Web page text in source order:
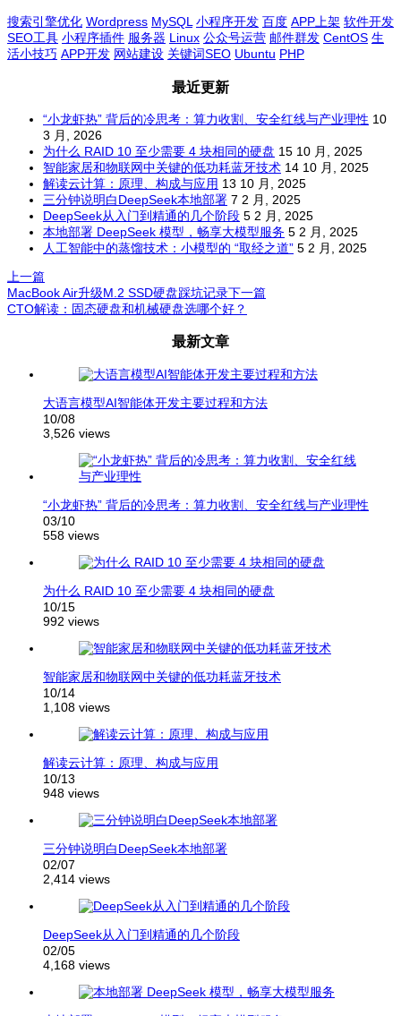
搜索引擎优化 Wordpress MySQL 小程序开发 百度 APP上架 软件开发
SEO工具 小程序插件 服务器 Linux 公众号运营 邮件群发 CentOS 生
活小技巧 APP开发 网站建设 关键词SEO Ubuntu PHP
最近更新
“小龙虾热” 背后的冷思考：算力收割、安全红线与产业理性 10
3 月, 2026
为什么 RAID 10 至少需要 4 块相同的硬盘 15 10 月, 2025
智能家居和物联网中关键的低功耗蓝牙技术 14 10 月, 2025
解读云计算：原理、构成与应用 13 10 月, 2025
三分钟说明白DeepSeek本地部署 7 2 月, 2025
DeepSeek从入门到精通的几个阶段 5 2 月, 2025
本地部署 DeepSeek 模型，畅享大模型服务 5 2 月, 2025
人工智能中的蒸馏技术：小模型的 “取经之道” 5 2 月, 2025
上一篇
MacBook Air升级M.2 SSD硬盘踩坑记录下一篇
CTO解读：固态硬盘和机械硬盘选哪个好？
最新文章
大语言模型AI智能体开发主要过程和方法
10/08
3,526 views
“小龙虾热” 背后的冷思考：算力收割、安全红线与产业理性
03/10
558 views
为什么 RAID 10 至少需要 4 块相同的硬盘
10/15
992 views
智能家居和物联网中关键的低功耗蓝牙技术
10/14
1,108 views
解读云计算：原理、构成与应用
10/13
948 views
三分钟说明白DeepSeek本地部署
02/07
2,414 views
DeepSeek从入门到精通的几个阶段
02/05
4,168 views